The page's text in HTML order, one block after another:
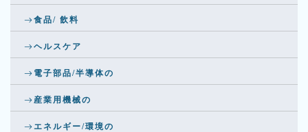
食品/ 飲料
ヘルスケア
電子部品/半導体の
産業用機械の
エネルギー/環境の